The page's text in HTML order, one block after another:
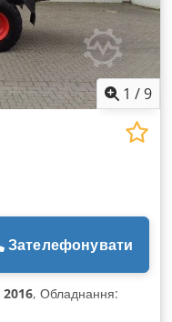
1 /9
Зателефонувати
2016, Обладнання: